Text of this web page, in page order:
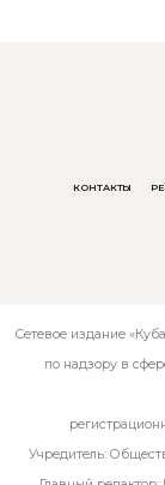
КОНТАКТЫ
Сетевое издание
по надзору в
Учредитель: